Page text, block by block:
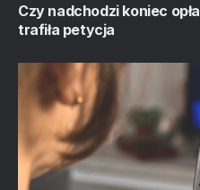
Czy nadchodzi koniec
trafiła petycja